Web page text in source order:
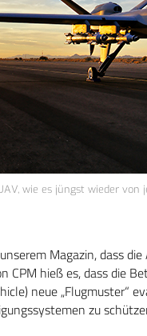
wie es jüngst wieder
Magazin, dass
CPM hieß es, dass die
) neue „Flugmuster“
zu